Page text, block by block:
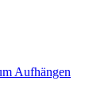
Aufhängen